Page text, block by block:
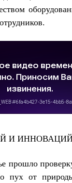
И
прошло
пух от